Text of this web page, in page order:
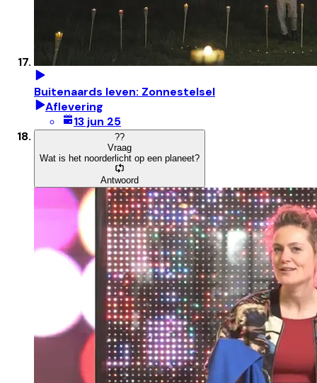
Buitenaards leven: Zonnestelsel
Aflevering
13 jun 25
??
Vraag
Wat is het noorderlicht op een planeet?
Antwoord